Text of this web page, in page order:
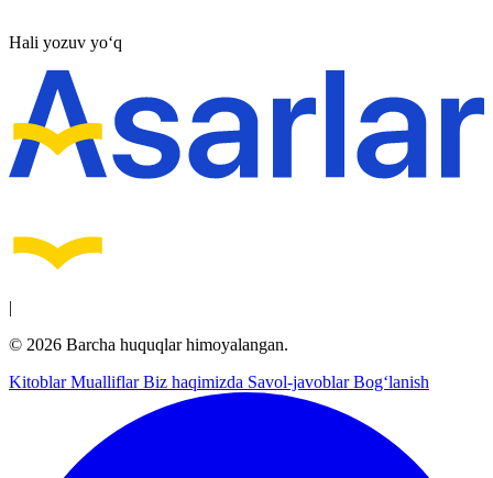
Hali yozuv yo‘q
|
© 2026 Barcha huquqlar himoyalangan.
KitoblarMualliflarBiz haqimizda Savol-javoblarBog‘lanish